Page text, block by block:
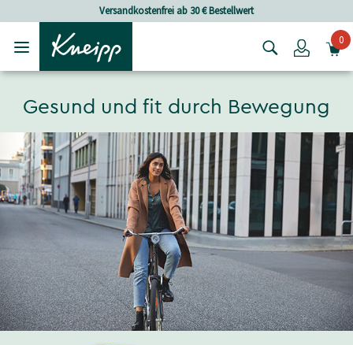
Skip to main content
Skip to footer contentVersandkostenfrei ab 30 € Bestellwert
Login0
Gesund und fit durch Bewegung